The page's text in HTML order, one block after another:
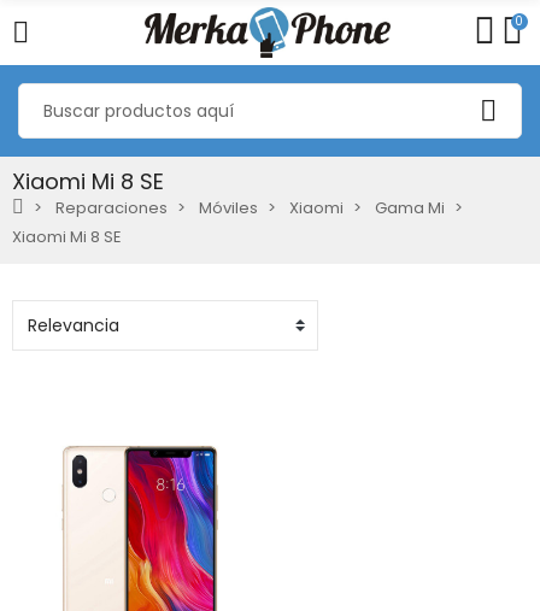
0
Xiaomi Mi 8 SE
Reparaciones Móviles Xiaomi
Gama Mi
Xiaomi Mi 8 SE